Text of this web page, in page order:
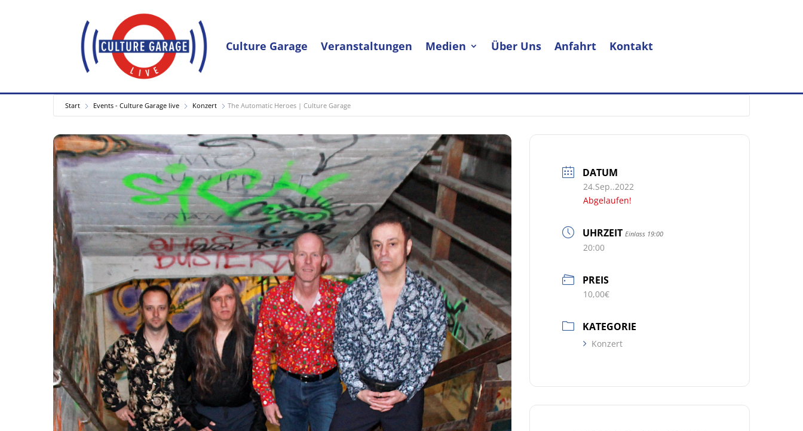
Culture Garage Veranstaltungen Medien Über Uns Anfahrt Kontakt
Start Events - Culture Garage live Konzert The Automatic Heroes | Culture Garage
DATUM
24.Sep..2022
Abgelaufen!
UHRZEIT Einlass 19:00
20:00
PREIS
10,00€
KATEGORIE
Konzert